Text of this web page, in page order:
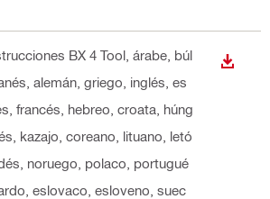
BX 4 Tool , árabe, búl
alemán, griego, inglés, es
francés, hebreo, croata, húng
kazajo, coreano, lituano, letó
noruego, polaco, portugué
eslovaco, esloveno, suec